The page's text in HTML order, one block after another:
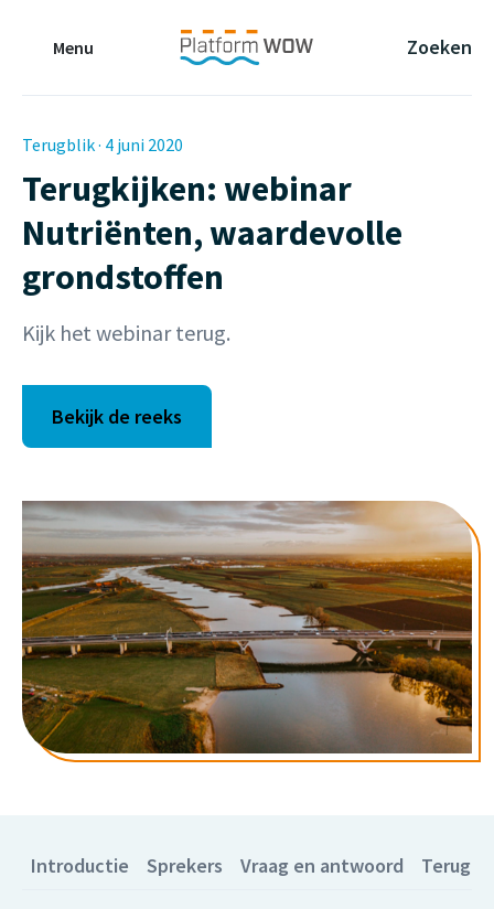
Menu
Zoeken
Terugblik · 4 juni 2020
Terugkijken: webinar
Nutriënten, waardevolle
grondstoffen
Kijk het webinar terug.
Bekijk de reeks
Introductie Sprekers Vraag en antwoord